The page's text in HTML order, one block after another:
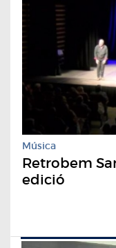
Música
Retrobem
edició